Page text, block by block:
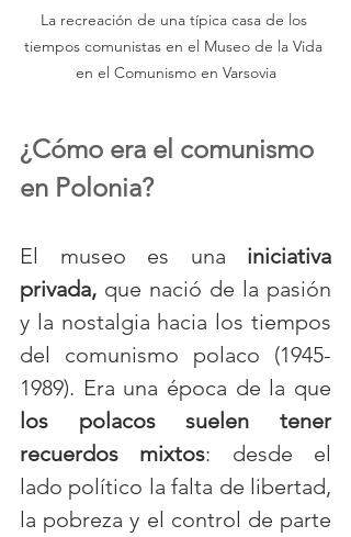
La recreación de una típica casa de los
tiempos comunistas en el Museo de la Vida
en el Comunismo en Varsovia
¿Cómo era el comunismo
en Polonia?
El museo es una iniciativa
privada, que nació de la pasión
y la nostalgia hacia los tiempos
del comunismo polaco (1945-
los polacos suelen tener
recuerdos mixtos: desde el
lado político la falta de libertad,
la pobreza y el control de parte